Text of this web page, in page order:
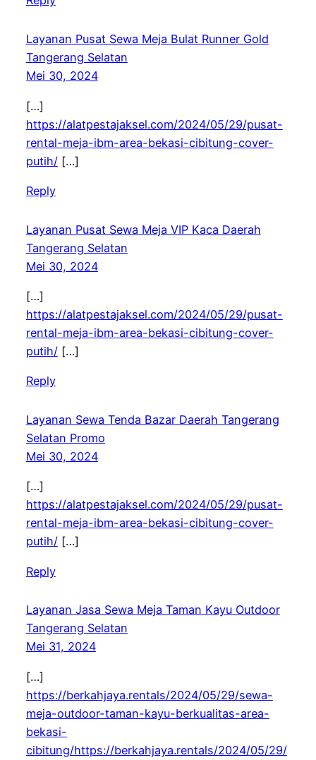
Layanan Pusat Sewa Meja Bulat Runner Gold
Tangerang Selatan
Mei 30, 2024
[…]
https://alatpestajaksel.com/2024/05/29/pusat-
rental-meja-ibm-area-bekasi-cibitung-cover-
putih/[…]
Reply
Layanan Pusat Sewa Meja VIP Kaca Daerah
Tangerang Selatan
Mei 30, 2024
[…]
https://alatpestajaksel.com/2024/05/29/pusat-
rental-meja-ibm-area-bekasi-cibitung-cover-
putih/[…]
Reply
Layanan Sewa Tenda Bazar Daerah Tangerang
Selatan Promo
Mei 30, 2024
[…]
https://alatpestajaksel.com/2024/05/29/pusat-
rental-meja-ibm-area-bekasi-cibitung-cover-
putih/[…]
Reply
Layanan Jasa Sewa Meja Taman Kayu Outdoor
Tangerang Selatan
Mei 31, 2024
[…]
https://berkahjaya.rentals/2024/05/29/sewa-
meja-outdoor-taman-kayu-berkualitas-area-
bekasi-
cibitung/https://berkahjaya.rentals/2024/05/29/